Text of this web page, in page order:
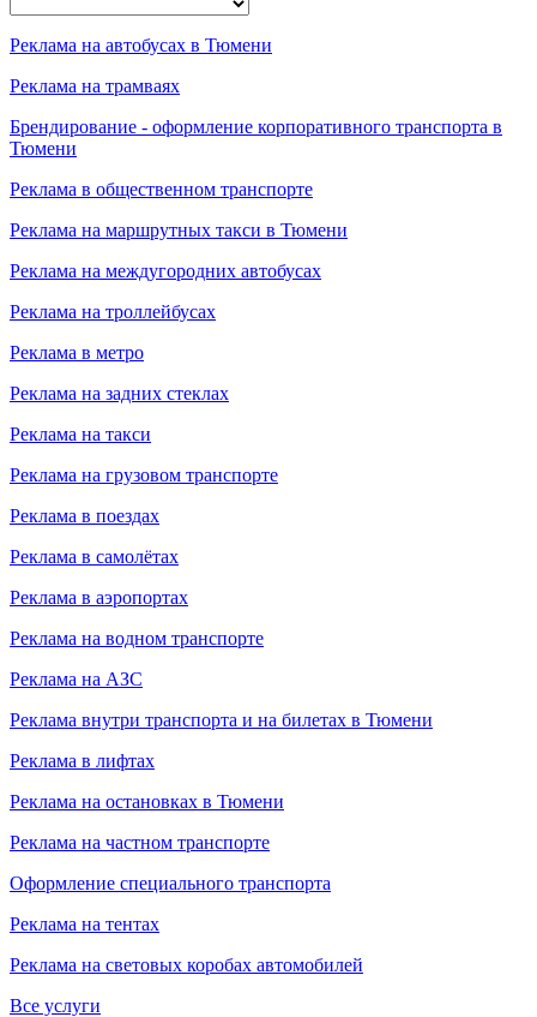
Реклама на автобусах в Тюмени
Реклама на трамваях
Брендирование - оформление корпоративного транспорта в
Тюмени
Реклама в общественном транспорте
Реклама на маршрутных такси в Тюмени
Реклама на междугородних автобусах
Реклама на троллейбусах
Реклама в метро
Реклама на задних стеклах
Реклама на такси
Реклама на грузовом транспорте
Реклама в поездах
Реклама в самолётах
Реклама в аэропортах
Реклама на водном транспорте
Реклама на АЗС
Реклама внутри транспорта и на билетах в Тюмени
Реклама в лифтах
Реклама на остановках в Тюмени
Реклама на частном транспорте
Оформление специального транспорта
Реклама на тентах
Реклама на световых коробах автомобилей
Все услуги